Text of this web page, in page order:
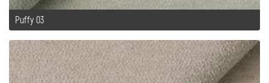
Puffy 03